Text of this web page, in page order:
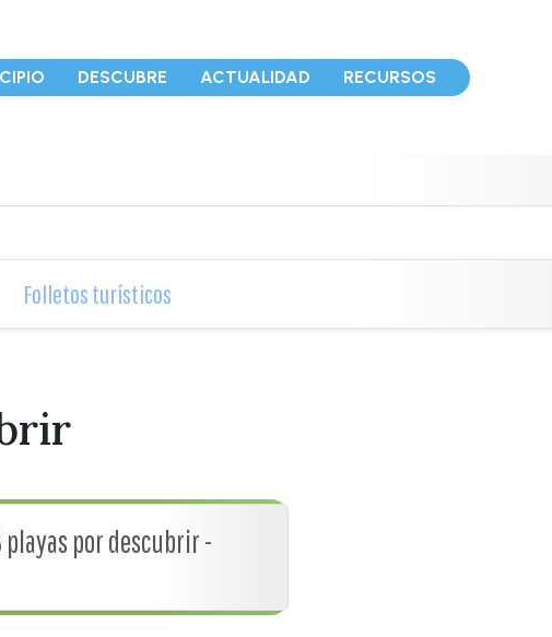
DESCUBRE ACTUALIDAD RECURSOS
Folletos turísticos
playas por descubrir -